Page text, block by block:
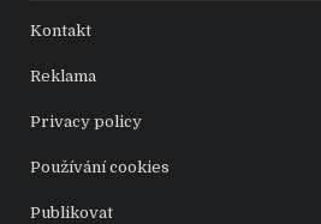
Kontakt
Reklama
Privacy policy
Používání cookies
Publikovat